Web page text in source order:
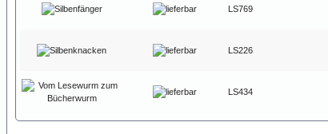
LS769
LS226
LS434